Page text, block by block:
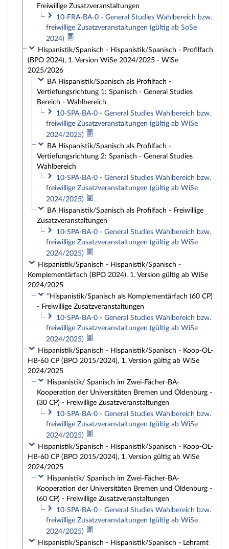
Freiwillige Zusatzveranstaltungen
10-FRA-BA-0 - General Studies Wahlbereich bzw.
freiwillige Zusatzveranstaltungen (gültig ab SoSe
2024)
Hispanistik/Spanisch - Hispanistik/Spanisch - Profilfach
(BPO 2024), 1. Version WiSe 2024/2025 - WiSe
2025/2026
BA Hispanistik/Spanisch als Profilfach -
Vertiefungsrichtung 1: Spanisch - General Studies
Bereich - Wahlbereich
10-SPA-BA-0 - General Studies Wahlbereich bzw.
freiwillige Zusatzveranstaltungen (gültig ab WiSe
2024/2025)
BA Hispanistik/Spanisch als Profilfach -
Vertiefungsrichtung 2: Spanisch - General Studies
Wahlbereich
10-SPA-BA-0 - General Studies Wahlbereich bzw.
freiwillige Zusatzveranstaltungen (gültig ab WiSe
2024/2025)
BA Hispanistik/Spanisch als Profilfach - Freiwillige
Zusatzveranstaltungen
10-SPA-BA-0 - General Studies Wahlbereich bzw.
freiwillige Zusatzveranstaltungen (gültig ab WiSe
2024/2025)
Hispanistik/Spanisch - Hispanistik/Spanisch -
Komplementärfach (BPO 2024), 1. Version gültig ab WiSe
2024/2025
"Hispanistik/Spanisch als Komplementärfach (60 CP)
- Freiwillige Zusatzveranstaltungen
10-SPA-BA-0 - General Studies Wahlbereich bzw.
freiwillige Zusatzveranstaltungen (gültig ab WiSe
2024/2025)
Hispanistik/Spanisch - Hispanistik/Spanisch - Koop-OL-
HB-60 CP (BPO 2015/2024), 1. Version gültig ab WiSe
2024/2025
Hispanistik/ Spanisch im Zwei-Fächer-BA-
Kooperation der Universitäten Bremen und Oldenburg -
(30 CP) - Freiwillige Zusatzveranstaltungen
10-SPA-BA-0 - General Studies Wahlbereich bzw.
freiwillige Zusatzveranstaltungen (gültig ab WiSe
2024/2025)
Hispanistik/Spanisch - Hispanistik/Spanisch - Koop-OL-
HB-60 CP (BPO 2015/2024), 1. Version gültig ab WiSe
2024/2025
Hispanistik/ Spanisch im Zwei-Fächer-BA-
Kooperation der Universitäten Bremen und Oldenburg -
(60 CP) - Freiwillige Zusatzveranstaltungen
10-SPA-BA-0 - General Studies Wahlbereich bzw.
freiwillige Zusatzveranstaltungen (gültig ab WiSe
2024/2025)
Hispanistik/Spanisch - Hispanistik/Spanisch - Lehramt